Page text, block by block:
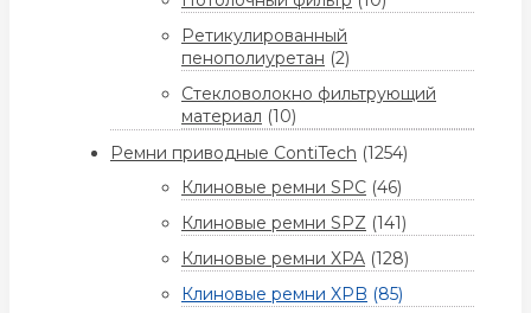
Ретикулированный
пенополиуретан (2)
Стекловолокно фильтрующий
материал (10)
Ремни приводные ContiTech (1254)
Клиновые ремни SPC (46)
Клиновые ремни SPZ (141)
Клиновые ремни XPA (128)
Клиновые ремни XPB (85)